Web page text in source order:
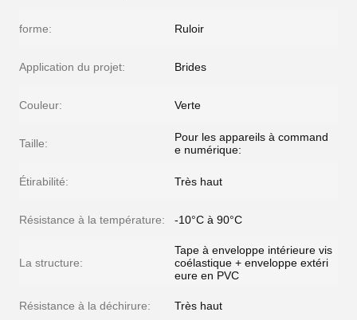
forme: Ruloir
Application du projet: Brides
Couleur: Verte
Taille:
Pour les appareils à command
e numérique:
Étirabilité: Très haut
Résistance à la température: -10°C à 90°C
La structure:
Tape à enveloppe intérieure vis
coélastique + enveloppe extéri
eure en PVC
Résistance à la déchirure: Très haut